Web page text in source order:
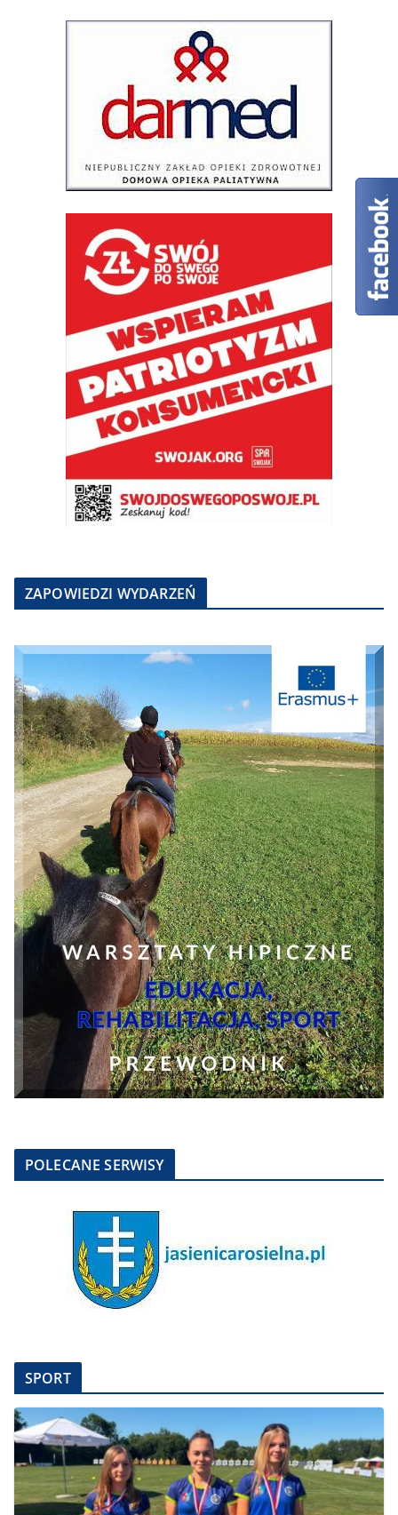
ZAPOWIEDZI WYDARZEŃ
POLECANE SERWISY
SPORT